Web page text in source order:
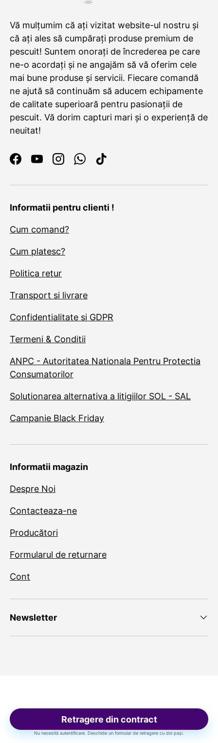
Vă mulțumim că ați vizitat website-ul nostru și
că ați ales să cumpărați produse premium de
pescuit! Suntem onorați de încrederea pe care
ne-o acordați și ne angajăm să vă oferim cele
mai bune produse și servicii. Fiecare comandă
ne ajută să continuăm să aducem echipamente
de calitate superioară pentru pasionații de
pescuit. Vă dorim capturi mari și o experiență de
neuitat!
Facebook
YouTubeInstagram
WhatsApp
TikTok
Informatii pentru clienti !
Cum comand?
Cum platesc?
Politica retur
Transport si livrare
Confidentialitate si GDPR
Termeni & Conditii
ANPC - Autoritatea Nationala Pentru Protectia
Consumatorilor
Solutionarea alternativa a litigiilor SOL - SAL
Campanie Black Friday
Informatii magazin
Despre Noi
Contacteaza-ne
Producători
Formularul de returnare
Cont
Newsletter
Retragere din contract
Nu necesită autentificare. Deschide un formular de retragere cu doi pași.